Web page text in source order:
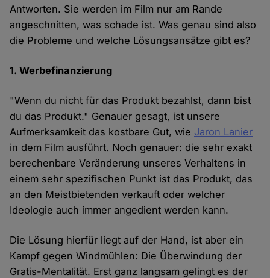
Antworten. Sie werden im Film nur am Rande
angeschnitten, was schade ist. Was genau sind also
die Probleme und welche Lösungsansätze gibt es?
1. Werbefinanzierung
"Wenn du nicht für das Produkt bezahlst, dann bist
du das Produkt." Genauer gesagt, ist unsere
Aufmerksamkeit das kostbare Gut, wie Jaron Lanier
in dem Film ausführt. Noch genauer: die sehr exakt
berechenbare Veränderung unseres Verhaltens in
einem sehr spezifischen Punkt ist das Produkt, das
an den Meistbietenden verkauft oder welcher
Ideologie auch immer angedient werden kann.
Die Lösung hierfür liegt auf der Hand, ist aber ein
Kampf gegen Windmühlen: Die Überwindung der
Gratis-Mentalität. Erst ganz langsam gelingt es der